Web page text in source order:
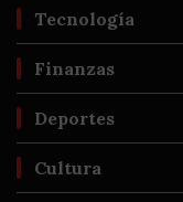
Tecnología
Finanzas
Deportes
Cultura